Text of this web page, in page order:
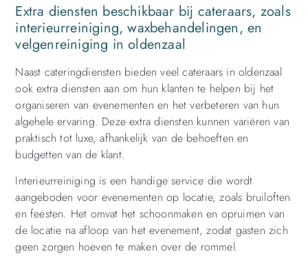
Extra diensten beschikbaar bij cateraars, zoals
interieurreiniging, waxbehandelingen, en
velgenreiniging in oldenzaal
Naast cateringdiensten bieden veel cateraars in oldenzaal
ook extra diensten aan om hun klanten te helpen bij het
organiseren van evenementen en het verbeteren van hun
algehele ervaring. Deze extra diensten kunnen variëren van
praktisch tot luxe, afhankelijk van de behoeften en
budgetten van de klant.
Interieurreiniging is een handige service die wordt
aangeboden voor evenementen op locatie, zoals bruiloften
en feesten. Het omvat het schoonmaken en opruimen van
de locatie na afloop van het evenement, zodat gasten zich
geen zorgen hoeven te maken over de rommel.